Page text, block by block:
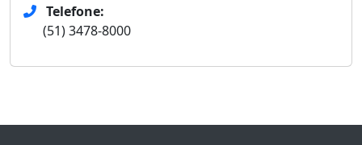
Telefone:
(51) 3478-8000